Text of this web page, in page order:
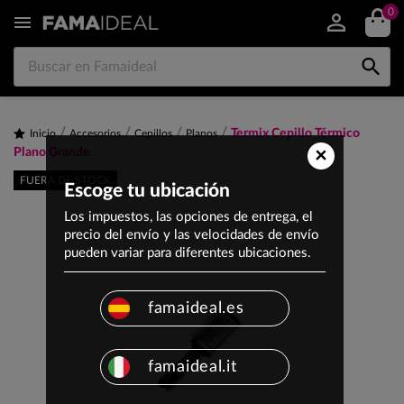
 0

FUERA DE STOCK
Inicio Accesorios Cepillos Planos
Termix Cepillo Térmico
Plano Grande
×
Escoge tu ubicación
Los impuestos, las opciones de entrega, el
precio del envío y las velocidades de envío
pueden variar para diferentes ubicaciones.
famaideal.es
famaideal.it